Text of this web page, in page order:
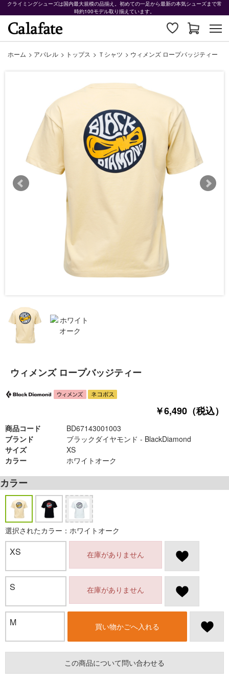
クライミングシューズは国内最大規模の品揃え。初めての一足から最新の本気シューズまで常
時約100モデル取り揃えています。
ホーム > アパレル > トップス > Ｔシャツ > ウィメンズ ロープバッジティー
ウィメンズ ロープバッジティー
￥6,490（税込）
商品コード
BD67143001003
ブランド
ブラックダイヤモンド - BlackDiamond
サイズ
XS
カラー
ホワイトオーク
カラー
選択されたカラー：ホワイトオーク
XS 在庫がありません
S 在庫がありません
M 買い物かごへ入れる
この商品について問い合わせる